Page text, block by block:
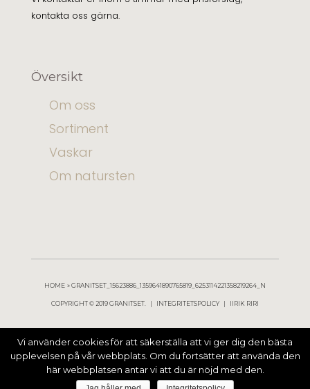
Översikt
Om oss
Sortiment
Vaskar
Om natursten
kontakta oss gärna.
HOME GRANITSET_15623886_1359641890765819_6253114221358219264_N
COPYRIGHT © 2019 GRANITSET. | INTEGRITETSPOLICY | IIRIK RIRI
Vi använder cookies för att säkerställa att vi ger dig den bästa
upplevelsen på vår webbplats. Om du fortsätter att använda den
här webbplatsen antar vi att du är nöjd med den.